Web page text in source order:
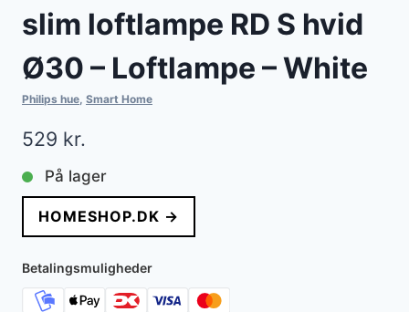
slim loftlampe RD S hvid
Ø30 – Loftlampe – White
Philips hue, Smart Home
529 kr.
På lager
HOMESHOP.DK →
Betalingsmuligheder